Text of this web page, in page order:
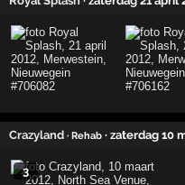
Crazyland · Rehab · zaterdag 10
3